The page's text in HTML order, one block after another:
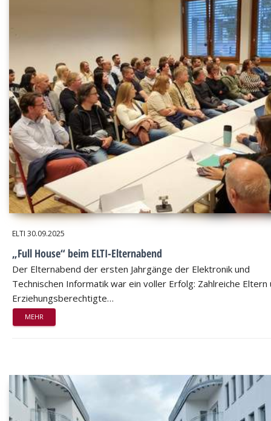
ELTI 30.09.2025
„Full House“ beim ELTI-Elternabend
Der Elternabend der ersten Jahrgänge der Elektronik und
Technischen Informatik war ein voller Erfolg: Zahlreiche Eltern
Erziehungsberechtigte…
MEHR